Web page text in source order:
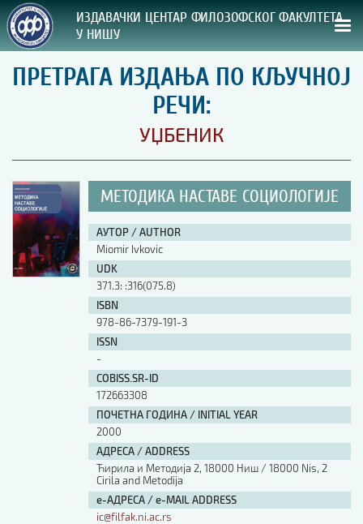
ИЗДАВАЧКИ ЦЕНТАР ФИЛОЗОФСКОГ ФАКУЛТЕТА
У НИШУ
СВА НАША ИЗДАЊА
ВРСТА ИЗДАЊА:
ПРЕГЛЕД
УПУТСТВА
УПУТСТВА
Правилник о издавачкој делатности
Упутство ауторима
Упутство уредницима
Изјава о ауторству
Изјава о лектури
Изјава о коришћењу ауторског дела
Упутство за бирање лиценце
Уговор са аутором
Шаблон прве стране и импресума [B5, ћир]
Шаблон прве стране и импресума [B5, лат]
Шаблон прве стране и импресума [B5, енг]
Етички кодекс
ПРЕТРАГА ИЗДАЊА ПО КЉУЧНОЈ
РЕЧИ:
УЏБЕНИК
МЕТОДИКА НАСТАВЕ СОЦИОЛОГИЈЕ
АУТОР / AUTHOR
Miomir Ivkovic
UDK
371.3: :316(075.8)
ISBN
978-86-7379-191-3
ISSN
-
COBISS.SR-ID
172663308
ПОЧЕТНА ГОДИНА / INITIAL YEAR
2000
АДРЕСА / ADDRESS
Ћирила и Методија 2, 18000 Ниш / 18000 Nis, 2
Cirila and Metodija
е-АДРЕСА / e-MAIL ADDRESS
ic@filfak.ni.ac.rs